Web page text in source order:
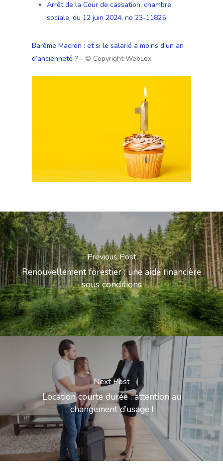
Arrêt de la Cour de cassation, chambre
sociale, du 12 juin 2024, no 23-11825
Barème Macron : et si le salarié a moins d’un an
d’ancienneté ? – © Copyright WebLex
Previous Post
Renouvellement forestier : une aide financière
sous conditions
Next Post
Location courte durée : attention au
changement d’usage !